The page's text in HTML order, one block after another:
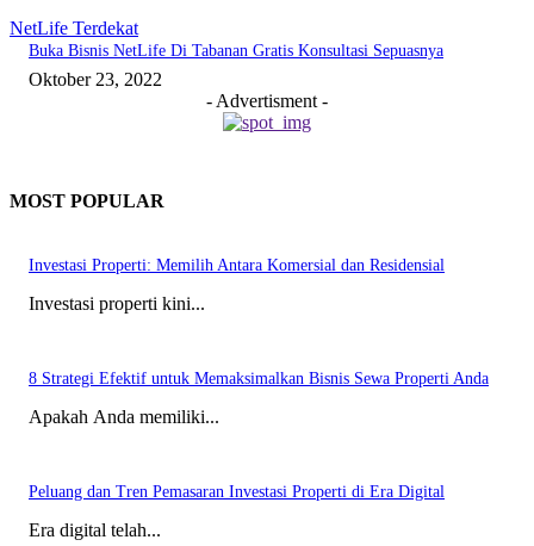
NetLife Terdekat
Buka Bisnis NetLife Di Tabanan Gratis Konsultasi Sepuasnya
Oktober 23, 2022
- Advertisment -
MOST POPULAR
Investasi Properti: Memilih Antara Komersial dan Residensial
Investasi properti kini...
8 Strategi Efektif untuk Memaksimalkan Bisnis Sewa Properti Anda
Apakah Anda memiliki...
Peluang dan Tren Pemasaran Investasi Properti di Era Digital
Era digital telah...